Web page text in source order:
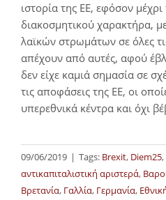
ιστορία της ΕΕ, εφόσον
διακοσμητικού χαρακτήρα,
λαϊκών στρωμάτων σε όλες
απέχουν από αυτές, αφού
δεν είχε καμιά σημασία σε
τις αποφάσεις της ΕΕ, οι
υπερεθνικά κέντρα και όχι
09/06/2019 | Tags: Brexit, Diem25,
αντικαπιταλιστική αριστερά,
Βρετανία, Γαλλία, Γερμανία,